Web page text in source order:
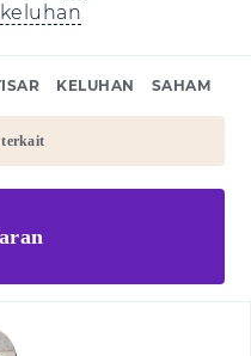
KELUHAN SAHAM
terkait